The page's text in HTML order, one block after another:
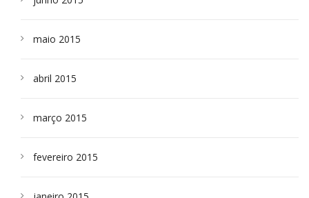
maio 2015
abril 2015
março 2015
fevereiro 2015